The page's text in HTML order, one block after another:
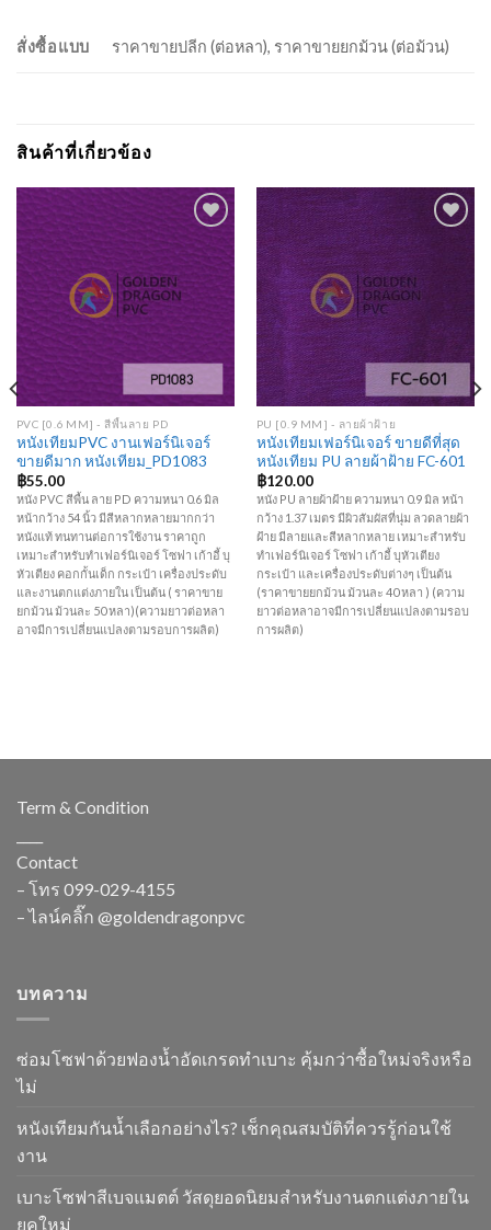
สั่งซื้อแบบ ราคาขายปลีก (ต่อหลา), ราคาขายยกม้วน (ต่อม้วน)
สินค้าที่เกี่ยวข้อง
Add to
Wishlist
PVC [0.6 MM] - สีพื้นลาย PD
หนังเทียมPVC งานเฟอร์นิเจอร์
ขายดีมาก หนังเทียม_PD1083
฿55.00
หนัง PVC สีพื้น ลาย PD ความหนา 0.6 มิล
หน้ากว้าง 54 นิ้ว มีสีหลากหลายมากกว่า
หนังแท้ ทนทานต่อการใช้งาน ราคาถูก
เหมาะสำหรับทำเฟอร์นิเจอร์ โซฟา เก้าอี้ บุ
หัวเตียง คอกกั้นเด็ก กระเป๋า เครื่องประดับ
และงานตกแต่งภายใน เป็นต้น ( ราคาขาย
ยกม้วน ม้วนละ 50 หลา)(ความยาวต่อหลา
อาจมีการเปลี่ยนแปลงตามรอบการผลิต)
Wishlist
PU [0.9 MM] - ลายผ้าฝ้าย
หนังเทียมเฟอร์นิเจอร์ ขายดีที่สุด
หนังเทียม PU ลายผ้าฝ้าย FC-601
฿120.00
หนัง PU ลายผ้าฝ้าย ความหนา 0.9 มิล หน้า
กว้าง 1.37 เมตร มีผิวสัมผัสที่นุ่ม ลวดลายผ้า
ฝ้าย มีลายและสีหลากหลาย เหมาะสำหรับ
ทำเฟอร์นิเจอร์ โซฟา เก้าอี้ บุหัวเตียง
กระเป๋า และเครื่องประดับต่างๆ เป็นต้น
(ราคาขายยกม้วน ม้วนละ 40 หลา ) (ความ
ยาวต่อหลาอาจมีการเปลี่ยนแปลงตามรอบ
การผลิต)
Term & Condition
Contact
– โทร 099-029-4155
– ไลน์คลิ๊ก @goldendragonpvc
บทความ
ซ่อมโซฟาด้วยฟองน้ำอัดเกรดทำเบาะ คุ้มกว่าซื้อใหม่จริงหรือ
ไม่
หนังเทียมกันน้ำเลือกอย่างไร? เช็กคุณสมบัติที่ควรรู้ก่อนใช้
งาน
เบาะโซฟาสีเบจแมตต์ วัสดุยอดนิยมสำหรับงานตกแต่งภายใน
ยุคใหม่